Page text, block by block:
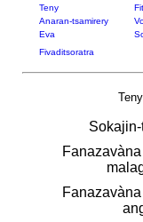
Teny
Anaran-tsamirery
Eva
Fivaditsoratra